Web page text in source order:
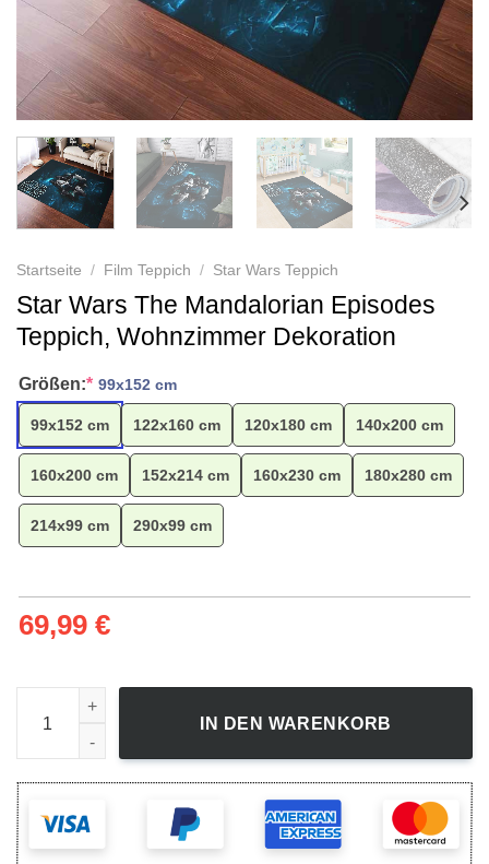
Startseite / Film Teppich / Star Wars Teppich
Star Wars The Mandalorian Episodes
Teppich, Wohnzimmer Dekoration
Größen:* 99x152 cm
99x152 cm 122x160 cm 120x180 cm 140x200 cm
160x200 cm 152x214 cm 160x230 cm 180x280 cm
214x99 cm 290x99 cm
69,99 €
Star Wars The Mandalorian Episodes Teppich, Wohnzimmer
IN DEN WARENKORB